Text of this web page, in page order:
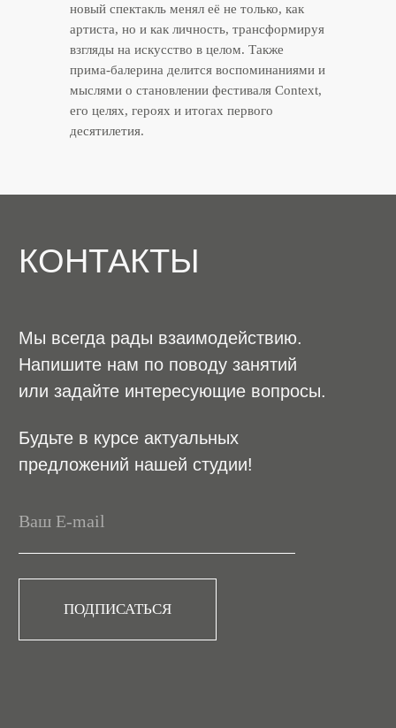
новый спектакль менял её не только, как
артиста, но и как личность, трансформируя
взгляды на искусство в целом. Также
прима-балерина делится воспоминаниями и
мыслями о становлении фестиваля Context,
его целях, героях и итогах первого
десятилетия.
или задайте интересующие вопросы.
предложений нашей студии!
*Meta является экстремистской организацией
и запрещена на территории РФ
contextprostudio@gmail.com